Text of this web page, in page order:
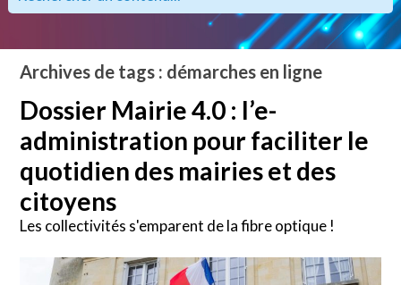
Archives de tags : démarches en ligne
Dossier Mairie 4.0 : l’e-
administration pour faciliter le
quotidien des mairies et des
citoyens
Les collectivités s'emparent de la fibre optique !